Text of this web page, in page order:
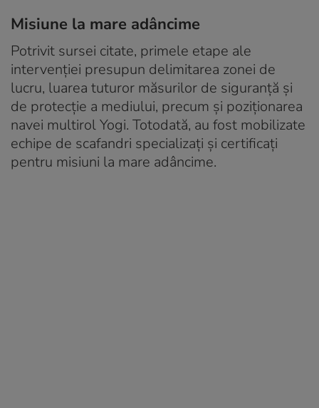
Misiune la mare adâncime
Potrivit sursei citate, primele etape ale
intervenției presupun delimitarea zonei de
lucru, luarea tuturor măsurilor de siguranță și
de protecție a mediului, precum și poziționarea
navei multirol Yogi. Totodată, au fost mobilizate
echipe de scafandri specializați și certificați
pentru misiuni la mare adâncime.